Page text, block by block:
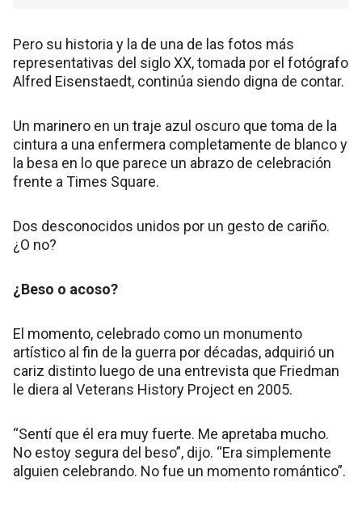
Pero su historia y la de una de las fotos más
representativas del siglo XX, tomada por el fotógrafo
Alfred Eisenstaedt, continúa siendo digna de contar.
Un marinero en un traje azul oscuro que toma de la
cintura a una enfermera completamente de blanco y
la besa en lo que parece un abrazo de celebración
frente a Times Square.
Dos desconocidos unidos por un gesto de cariño.
¿O no?
¿Beso o acoso?
El momento, celebrado como un monumento
artístico al fin de la guerra por décadas, adquirió un
cariz distinto luego de una entrevista que Friedman
le diera al Veterans History Project en 2005.
“Sentí que él era muy fuerte. Me apretaba mucho.
No estoy segura del beso”, dijo. “Era simplemente
alguien celebrando. No fue un momento romántico”.